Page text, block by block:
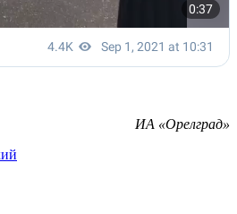
ИА «Орелград»